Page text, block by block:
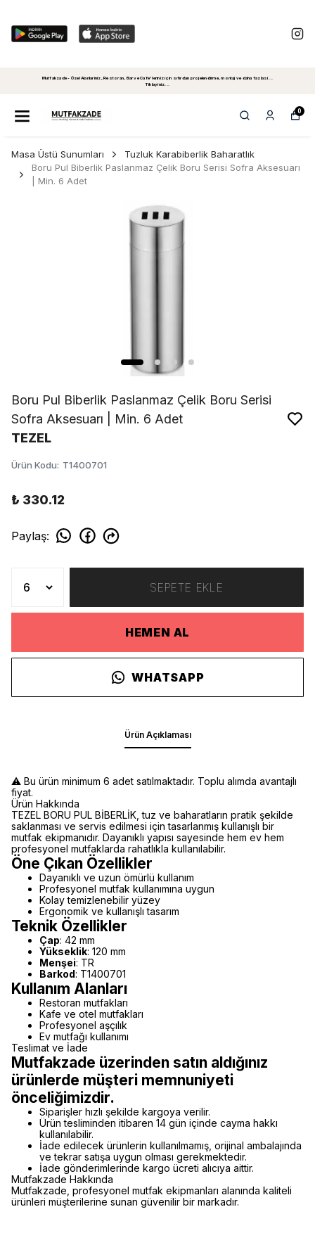
Mutfakzade - Özel Alanlariniz, Restoran, Bar ve Cafe'leriniz için sıfırdan projelendirme, montaj ve daha fazlasi...
Tiklayiniz...
0
Masa Üstü Sunumları
Tuzluk Karabiberlik Baharatlık
Boru Pul Biberlik Paslanmaz Çelik Boru Serisi Sofra Aksesuarı
| Min. 6 Adet
Boru Pul Biberlik Paslanmaz Çelik Boru Serisi
Sofra Aksesuarı | Min. 6 Adet
TEZEL
Ürün Kodu: T1400701
₺ 330.12
Paylaş:
SEPETE EKLE
HEMEN AL
WHATSAPP
Ürün Açıklaması
⚠️ Bu ürün minimum 6 adet satılmaktadır. Toplu alımda avantajlı
fiyat.
Ürün Hakkında
TEZEL BORU PUL BİBERLİK, tuz ve baharatların pratik şekilde
saklanması ve servis edilmesi için tasarlanmış kullanışlı bir
mutfak ekipmanıdır. Dayanıklı yapısı sayesinde hem ev hem
profesyonel mutfaklarda rahatlıkla kullanılabilir.
Öne Çıkan Özellikler
Dayanıklı ve uzun ömürlü kullanım
Profesyonel mutfak kullanımına uygun
Kolay temizlenebilir yüzey
Ergonomik ve kullanışlı tasarım
Teknik Özellikler
Çap: 42 mm
Yükseklik: 120 mm
Menşei: TR
Barkod: T1400701
Kullanım Alanları
Restoran mutfakları
Kafe ve otel mutfakları
Profesyonel aşçılık
Ev mutfağı kullanımı
Teslimat ve İade
Mutfakzade üzerinden satın aldığınız
ürünlerde müşteri memnuniyeti
önceliğimizdir.
Siparişler hızlı şekilde kargoya verilir.
Ürün tesliminden itibaren 14 gün içinde cayma hakkı
kullanılabilir.
İade edilecek ürünlerin kullanılmamış, orijinal ambalajında
ve tekrar satışa uygun olması gerekmektedir.
İade gönderimlerinde kargo ücreti alıcıya aittir.
Mutfakzade Hakkında
Mutfakzade, profesyonel mutfak ekipmanları alanında kaliteli
ürünleri müşterilerine sunan güvenilir bir markadır.